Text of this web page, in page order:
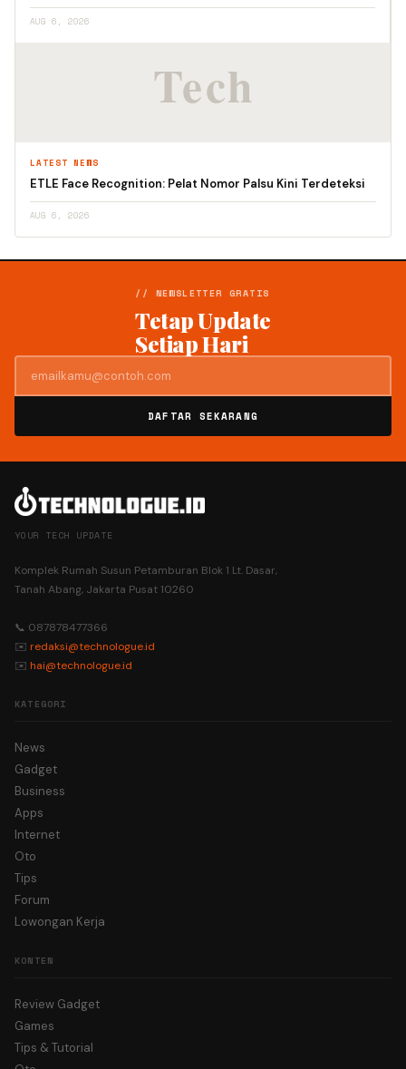
AUG 6, 2026
LATEST NEWS
ETLE Face Recognition: Pelat Nomor Palsu Kini Terdeteksi
AUG 6, 2026
// NEWSLETTER GRATIS
Tetap Update
Setiap Hari
DAFTAR SEKARANG
YOUR TECH UPDATE
Komplek Rumah Susun Petamburan Blok 1 Lt. Dasar,
Tanah Abang, Jakarta Pusat 10260
📞 087878477366
✉️ redaksi@technologue.id
✉️ hai@technologue.id
KATEGORI
News
Gadget
Business
Apps
Internet
Oto
Tips
Forum
Lowongan Kerja
KONTEN
Review Gadget
Games
Tips & Tutorial